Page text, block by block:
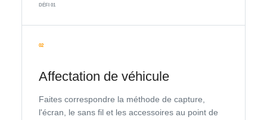
DÉFI 01
02
Affectation de véhicule
Faites correspondre la méthode de capture,
l'écran, le sans fil et les accessoires au point de